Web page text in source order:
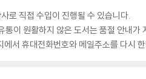
로 직접 수입이 진행될 수 있습니다.
이 원활하지 않은 도서는 품절 안내가
서 휴대전화번호와 메일주소를 다시